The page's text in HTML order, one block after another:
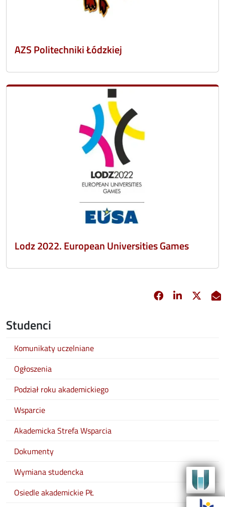
AZS Politechniki Łódzkiej
Lodz 2022. European Universities Games
Facebook
opens in new
Linkedin
opens in
X
Studenci
Komunikaty uczelniane
Ogłoszenia
Podział roku akademickiego
Wsparcie
Akademicka Strefa Wsparcia
Dokumenty
Wymiana studencka
Osiedle akademickie PŁ